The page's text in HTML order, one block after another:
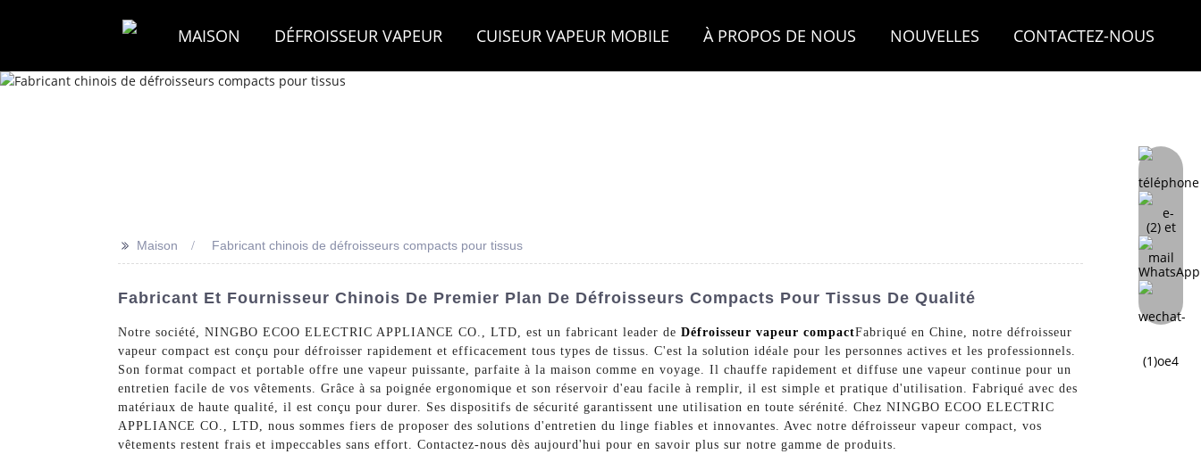
MAISON DÉFROISSEUR VAPEUR CUISEUR VAPEUR MOBILE À PROPOS DE NOUS NOUVELLES CONTACTEZ-NOUS
>> Maison Fabricant chinois de défroisseurs compacts pour tissus
Fabricant Et Fournisseur Chinois De Premier Plan De Défroisseurs Compacts Pour Tissus De Qualité
Notre société, NINGBO ECOO ELECTRIC APPLIANCE CO., LTD, est un fabricant leader de Défroisseur vapeur compactFabriqué en Chine, notre défroisseur
vapeur compact est conçu pour défroisser rapidement et efficacement tous types de tissus. C'est la solution idéale pour les personnes actives et les professionnels.
Son format compact et portable offre une vapeur puissante, parfaite à la maison comme en voyage. Il chauffe rapidement et diffuse une vapeur continue pour un
entretien facile de vos vêtements. Grâce à sa poignée ergonomique et son réservoir d'eau facile à remplir, il est simple et pratique d'utilisation. Fabriqué avec des
matériaux de haute qualité, il est conçu pour durer. Ses dispositifs de sécurité garantissent une utilisation en toute sérénité. Chez NINGBO ECOO ELECTRIC
APPLIANCE CO., LTD, nous sommes fiers de proposer des solutions d'entretien du linge fiables et innovantes. Avec notre défroisseur vapeur compact, vos
vêtements restent frais et impeccables sans effort. Contactez-nous dès aujourd'hui pour en savoir plus sur notre gamme de produits.